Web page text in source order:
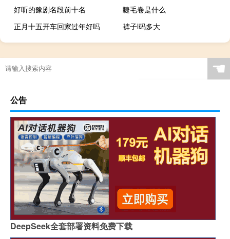
好听的豫剧名段前十名
睫毛卷是什么
正月十五开车回家过年好吗
裤子l码多大
☚
公告
DeepSeek全套部署资料免费下载